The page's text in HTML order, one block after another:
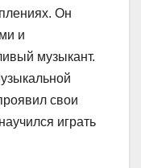
Он
и
музыкант.
свои
играть